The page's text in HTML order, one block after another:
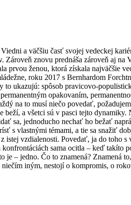
a väčšiu časť svojej vedeckej
znovu prednáša zároveň aj na
ženou, ktorá získala najväčšie
roku 2017 s Bernhardom
ukazujú: spôsob pravicovo-
opakovaním,
na to musí niečo povedať,
a všetci sú v pasci tejto
sa, jednoducho nechať ho bežať
s vlastnými témami, a tie sa snažiť
vzdialenosti. Povedať, ja do toho s
sama ocitla – keď takíto
– jedno. Čo to znamená? Znamená
iným, nestojí o kompromis, o